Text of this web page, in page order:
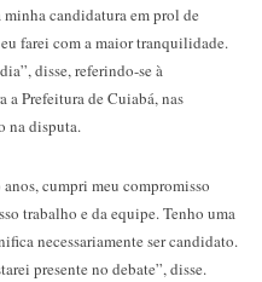
candidatura em prol de
farei com a maior tranquilidade.
disse, referindo-se à
a Prefeitura de Cuiabá, nas
na disputa.
cumpri meu compromisso
trabalho e da equipe. Tenho uma
necessariamente ser candidato.
presente no debate”, disse.